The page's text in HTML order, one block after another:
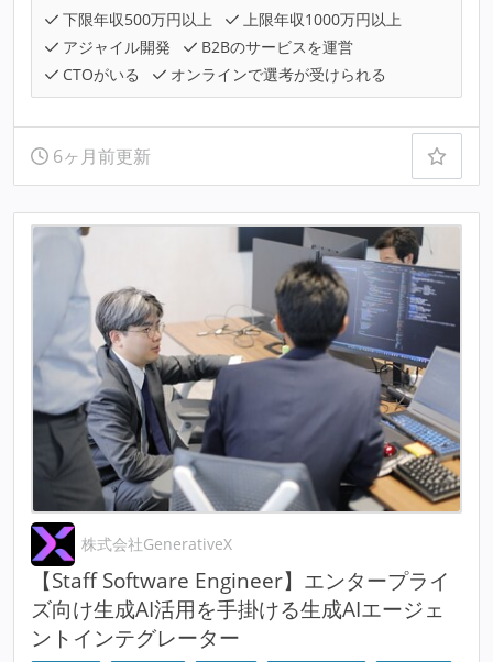
下限年収500万円以上
上限年収1000万円以上
アジャイル開発
B2Bのサービスを運営
CTOがいる
オンラインで選考が受けられる
6ヶ月前更新
株式会社GenerativeX
【Staff Software Engineer】エンタープライ
ズ向け生成AI活用を手掛ける生成AIエージェ
ントインテグレーター